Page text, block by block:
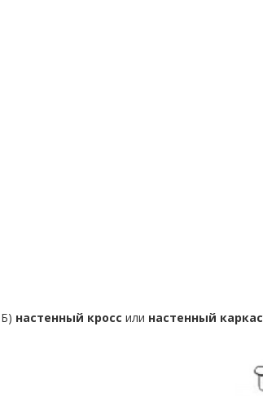
Б) настенный кросс или настенный каркас